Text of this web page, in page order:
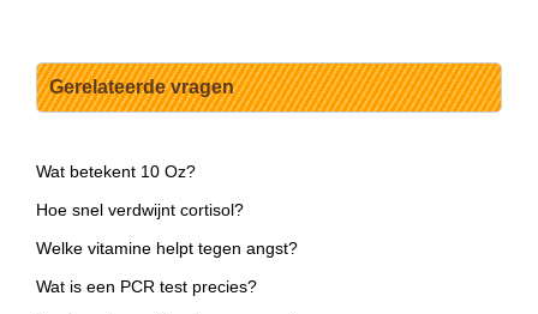
Gerelateerde vragen
Wat betekent 10 Oz?
Hoe snel verdwijnt cortisol?
Welke vitamine helpt tegen angst?
Wat is een PCR test precies?